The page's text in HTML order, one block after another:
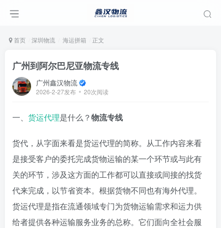
首页 深圳物流 海运拼箱 正文
广州到阿尔巴尼亚物流专线
广州鑫汉物流
2026-2-27发布 20次阅读
一、 货运代理是什么？物流专线
货代，从字面来看是货运代理的简称。从工作内容来看
是接受客户的委托完成货物运输的某一个环节或与此有
关的环节，涉及这方面的工作都可以直接或间接的找货
代来完成，以节省资本。根据货物不同也有海外代理。
货运代理是指在流通领域专门为货物运输需求和运力供
给者提供各种运输服务业务的总称。它们面向全社会服